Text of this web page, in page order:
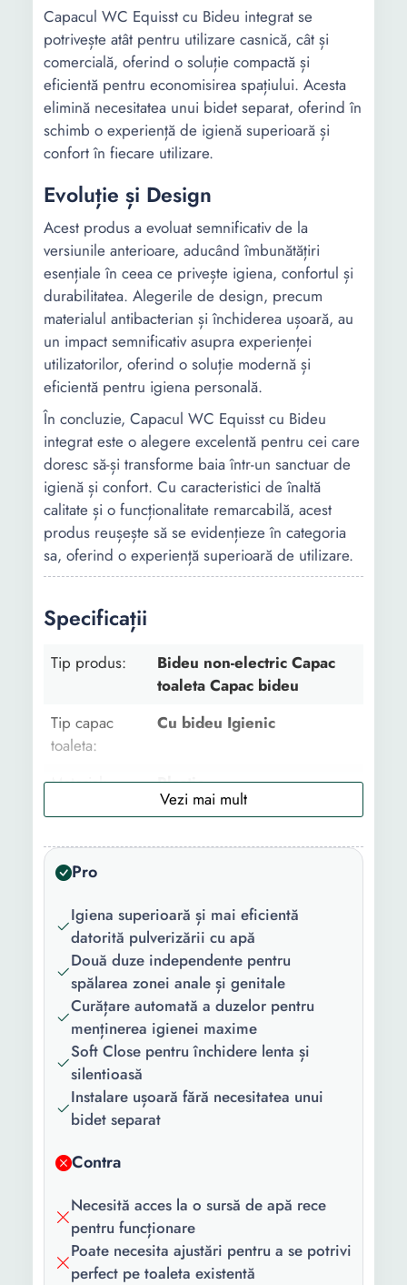
Capacul WC Equisst cu Bideu integrat se
potrivește atât pentru utilizare casnică, cât și
comercială, oferind o soluție compactă și
eficientă pentru economisirea spațiului. Acesta
elimină necesitatea unui bidet separat, oferind în
schimb o experiență de igienă superioară și
confort în fiecare utilizare.
Evoluție și Design
Acest produs a evoluat semnificativ de la
versiunile anterioare, aducând îmbunătățiri
esențiale în ceea ce privește igiena, confortul și
durabilitatea. Alegerile de design, precum
materialul antibacterian și închiderea ușoară, au
un impact semnificativ asupra experienței
utilizatorilor, oferind o soluție modernă și
eficientă pentru igiena personală.
În concluzie, Capacul WC Equisst cu Bideu
integrat este o alegere excelentă pentru cei care
doresc să-și transforme baia într-un sanctuar de
igienă și confort. Cu caracteristici de înaltă
calitate și o funcționalitate remarcabilă, acest
produs reușește să se evidențieze în categoria
sa, oferind o experiență superioară de utilizare.
Specificații
Tip produs:
Bideu non-electric Capac
toaleta Capac bideu
Tip capac
toaleta:
Cu bideu Igienic
Material:
Plastic
Caracteristici
cheie:
Antibacterian Inchidere
usoara
Culoare:
Lungime:
50 cm
Latime:
36 cm
Inaltime:
8 cm
Greutate:
2700 g
Pro
Igiena superioară și mai eficientă
datorită pulverizării cu apă
Două duze independente pentru
spălarea zonei anale și genitale
Curățare automată a duzelor pentru
menținerea igienei maxime
Soft Close pentru închidere lenta și
silentioasă
Instalare ușoară fără necesitatea unui
bidet separat
Contra
Necesită acces la o sursă de apă rece
pentru funcționare
Poate necesita ajustări pentru a se potrivi
perfect pe toaleta existentă